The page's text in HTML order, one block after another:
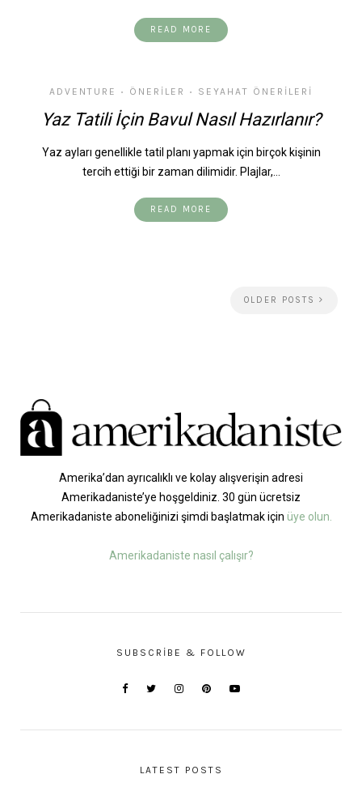
READ MORE
ADVENTURE • ÖNERILER • SEYAHAT ÖNERILERI
Yaz Tatili İçin Bavul Nasıl Hazırlanır?
Yaz ayları genellikle tatil planı yapmak için birçok kişinin
tercih ettiği bir zaman dilimidir. Plajlar,…
READ MORE
OLDER POSTS
Amerika’dan ayrıcalıklı ve kolay alışverişin adresi
Amerikadaniste’ye hoşgeldiniz. 30 gün ücretsiz
Amerikadaniste aboneliğinizi şimdi başlatmak için üye olun.
Amerikadaniste nasıl çalışır?
SUBSCRIBE & FOLLOW
LATEST POSTS